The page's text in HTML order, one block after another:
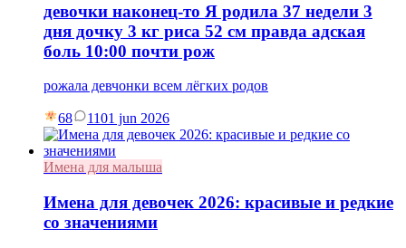
девочки наконец-то Я родила 37 недели 3
дня дочку 3 кг риса 52 см правда адская
боль 10:00 почти рож
рожала девчонки всем лёгких родов
68 1101 jun 2026
Имена для малыша
Имена для девочек 2026: красивые и редкие
со значениями